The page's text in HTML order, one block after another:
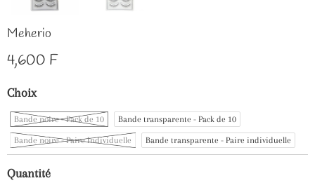
Meherio
4,600 F
Choix
Bande noire - Pack de 10 Bande transparente - Pack de 10
Bande noire - Paire Individuelle Bande transparente - Paire individuelle
Quantité